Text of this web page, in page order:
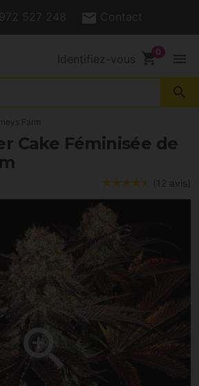
527 248 Contact
Identifiez-vous shopping_cart menu
search
Farm
Cake Féminisée de
(12 avis)